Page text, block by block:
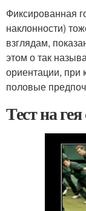
Фиксированная
наклонности)
взглядам,
этом о так
ориентации, при
половые
Тест на